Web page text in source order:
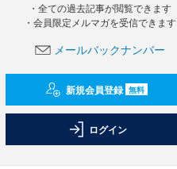
・全ての過去記事が閲覧できます
・会員限定メルマガを受信できます
メールバックナンバー
新規会員登録 無料
ログイン